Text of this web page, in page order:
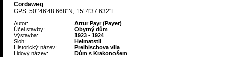
Cordaweg
GPS: 50°46'48.668"N, 15°4'37.632"E
Autor:
Artur Payr (Payer)
Účel stavby:
Obytný dům
Výstavba:
1923 - 1924
Sloh:
Heimatstil
Historický název:
Preibischova vila
Lidový název:
Dům s Krakonošem